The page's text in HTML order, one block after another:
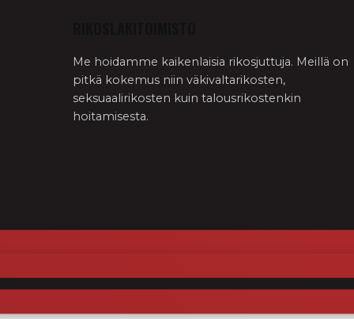
Me hoidamme kaikenlaisia rikosjuttuja. Meillä on
pitkä kokemus niin väkivaltarikosten,
seksuaalirikosten kuin talousrikostenkin
hoitamisesta.